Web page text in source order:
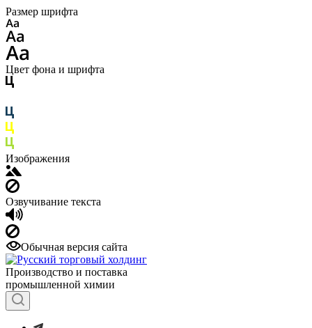
Размер шрифта
Цвет фона и шрифта
Изображения
Озвучивание текста
Обычная версия сайта
Производство и поставка
промышленной химии